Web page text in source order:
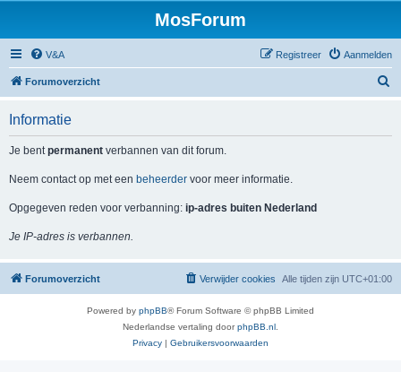
MosForum
V&A Aanmelden
Registreer
Forumoverzicht
Informatie
Je bentpermanent verbannen van dit forum.
Neem contact op met een beheerder voor meer informatie.
Opgegeven reden voor verbanning: ip-adres buiten Nederland
Je IP-adres is verbannen.
Forumoverzicht Alle tijden zijn UTC+01:00
Verwijder cookies
Powered by phpBB® Forum Software © phpBB Limited
Nederlandse vertaling doorphpBB.nl
Privacy | Gebruikersvoorwaarden